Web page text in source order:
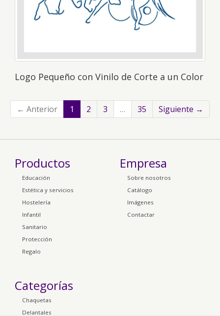
Logo Pequeño con Vinilo de Corte a un Color
← Anterior 1 2 3 … 35 Siguiente →
Productos
Educación
Estética y servicios
Hostelería
Infantil
Sanitario
Protección
Regalo
Empresa
Sobre nosotros
Catálogo
Imágenes
Contactar
Categorías
Chaquetas
Delantales